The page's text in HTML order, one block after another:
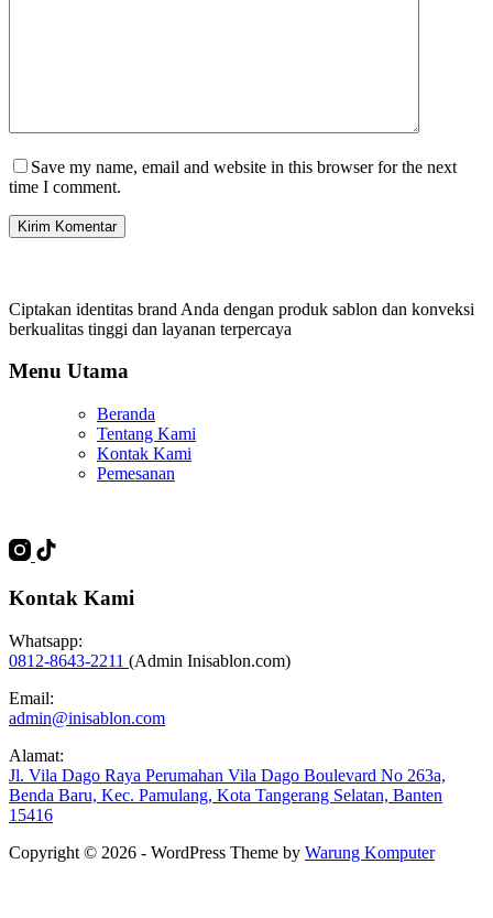
Save my name, email and website in this browser for the next
time I comment.
Kirim Komentar
Ciptakan identitas brand Anda dengan produk sablon dan konveksi
berkualitas tinggi dan layanan terpercaya
Menu Utama
Beranda
Tentang Kami
Kontak Kami
Pemesanan
Kontak Kami
Whatsapp:
0812-8643-2211 (Admin Inisablon.com)
Email:
admin@inisablon.com
Alamat:
Jl. Vila Dago Raya Perumahan Vila Dago Boulevard No 263a,
Benda Baru, Kec. Pamulang, Kota Tangerang Selatan, Banten
15416
Copyright © 2026 - WordPress Theme by Warung Komputer